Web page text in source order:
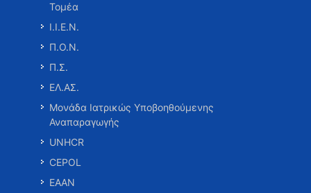
Τομέα
Ι.Ι.Ε.Ν.
Π.Ο.Ν.
Π.Σ.
ΕΛ.ΑΣ.
Μονάδα Ιατρικώς Υποβοηθούμενης
Αναπαραγωγής
UNHCR
CEPOL
ΕΑΑΝ